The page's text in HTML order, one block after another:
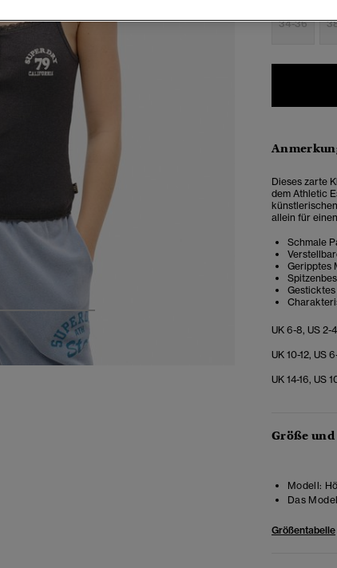
7
34-36
Dieses zarte
dem Athletic
allein für
Schmale
Geripptes
UK 6-8, US 2-
UK 10-12, US
UK 14-16, US
Größe und
Modell:
Das
Größentabelle